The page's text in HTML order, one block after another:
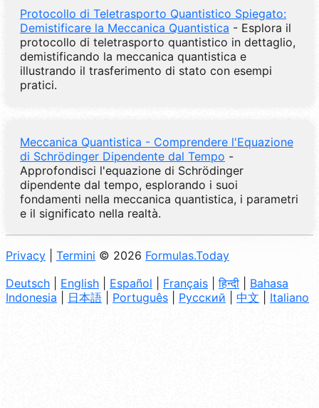
Protocollo di Teletrasporto Quantistico Spiegato:
Demistificare la Meccanica Quantistica - Esplora il
protocollo di teletrasporto quantistico in dettaglio,
demistificando la meccanica quantistica e
illustrando il trasferimento di stato con esempi
pratici.
Meccanica Quantistica - Comprendere l'Equazione
di Schrödinger Dipendente dal Tempo -
Approfondisci l'equazione di Schrödinger
dipendente dal tempo, esplorando i suoi
fondamenti nella meccanica quantistica, i parametri
e il significato nella realtà.
Privacy Termini © 2026 Formulas.Today
Deutsch
English Español Français |हिन्दी
Bahasa
Indonesia
日本語 Português Русский 中文 Italiano